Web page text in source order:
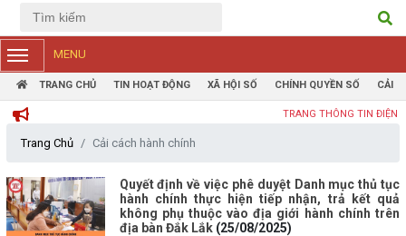
MENU
TRANG CHỦ TIN HOẠT ĐỘNG XÃ HỘI SỐ CHÍNH QUYỀN SỐ CẢI
TRANG THÔNG TIN ĐIỆN TỬ
Trang Chủ Cải cách hành chính
Quyết định về việc phê duyệt Danh mục thủ tục
hành chính thực hiện tiếp nhận, trả kết quả
không phụ thuộc vào địa giới hành chính trên
địa bàn Đắk Lắk (25/08/2025)